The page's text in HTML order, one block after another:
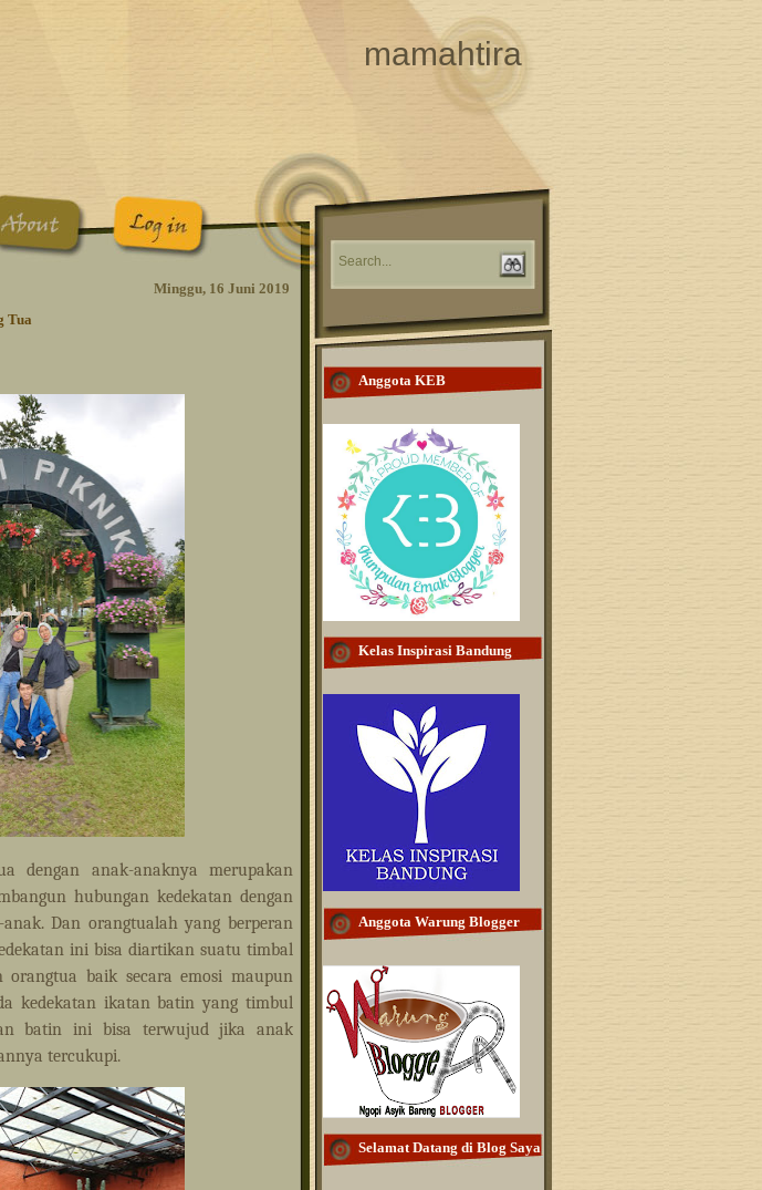
mamahtira
Minggu, 16 Juni 2019
Tua
dengan anak-anaknya merupakan
hubungan kedekatan dengan
Dan orangtualah yang berperan
ini bisa diartikan suatu timbal
baik secara emosi maupun
kedekatan ikatan batin yang timbul
batin ini bisa terwujud jika anak
tercukupi.
Anggota KEB
Kelas Inspirasi Bandung
Anggota Warung Blogger
Selamat Datang di Blog Saya